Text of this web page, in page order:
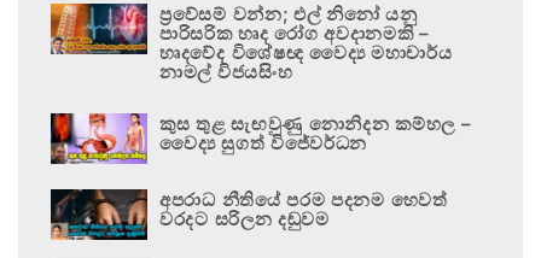
ප්‍රවේසම් වන්න; එල් නිනෝ යනු
පාරිසරික හෘද රෝග අවදානමකි –
හෘදවේද විශේෂඥ වෛද්‍ය මහාචාර්ය
නාමල් විජයසිංහ
කුස තුළ සැඟවුණු නොනිදන කම්හල –
වෛද්‍ය සුගත් විජේවර්ධන
අපරාධ නීතියේ පරම පදනම හෙවත්
වරදට සරිලන දඬුවම